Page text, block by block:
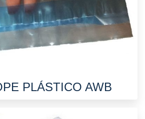
PLÁSTICO AWB